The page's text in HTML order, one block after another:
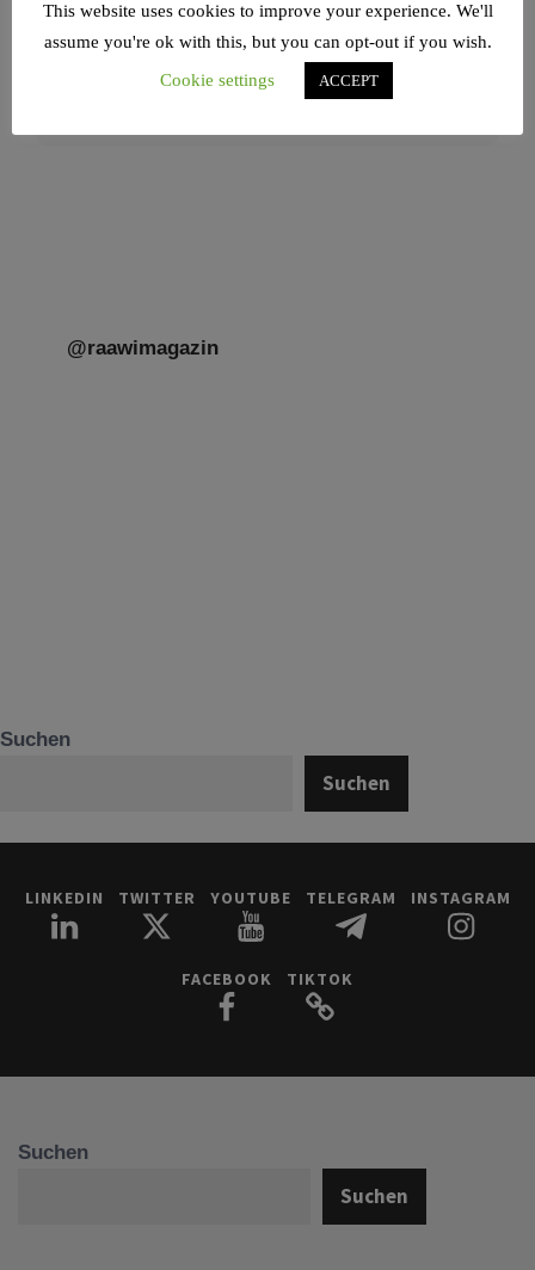
[weiterlesen]
@raawimagazin
Suchen
Suchen
LINKEDIN TWITTER YOUTUBE TELEGRAM INSTAGRAM
FACEBOOK TIKTOK
Suchen
Suchen
This website uses cookies to improve your experience. We'll
assume you're ok with this, but you can opt-out if you wish.
Cookie settings
ACCEPT